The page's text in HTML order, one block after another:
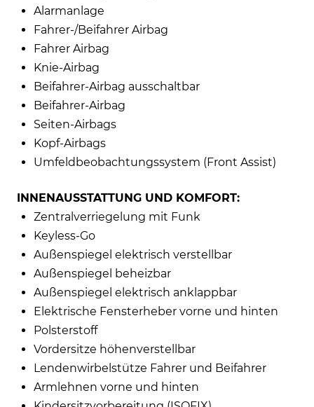
Alarmanlage
Fahrer-/Beifahrer Airbag
Fahrer Airbag
Knie-Airbag
Beifahrer-Airbag ausschaltbar
Beifahrer-Airbag
Seiten-Airbags
Kopf-Airbags
Umfeldbeobachtungssystem (Front Assist)
INNENAUSSTATTUNG UND KOMFORT:
Zentralverriegelung mit Funk
Keyless-Go
Außenspiegel elektrisch verstellbar
Außenspiegel beheizbar
Außenspiegel elektrisch anklappbar
Elektrische Fensterheber vorne und hinten
Polsterstoff
Vordersitze höhenverstellbar
Lendenwirbelstütze Fahrer und Beifahrer
Armlehnen vorne und hinten